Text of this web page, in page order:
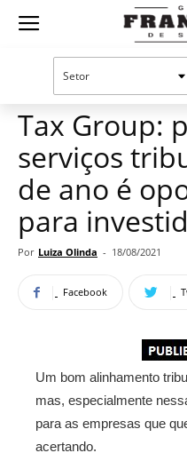
Guia
Sucesso
Mercado de franquias
Tax Group:
serviços
de ano é
para
Por Luiza Olinda - 18/08/2021
Facebook
Um bom alinhamento
mas, especialmente
para as empresas que
acertando.